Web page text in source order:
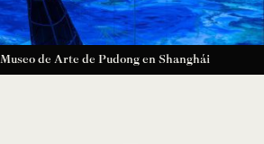
Museo de Arte de Pudong en Shanghái